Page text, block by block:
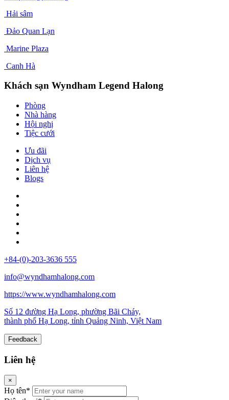
Hải sâm
Đảo Quan Lạn
Marine Plaza
Canh Hà
Khách sạn Wyndham Legend Halong
Phòng
Nhà hàng
Hội nghị
Tiệc cưới
Ưu đãi
Dịch vụ
Liên hệ
Blogs
+84-(0)-203-3636 555
info@wyndhamhalong.com
https://www.wyndhamhalong.com
Số 12 đường Hạ Long, phường Bãi Cháy,
thành phố Hạ Long, tỉnh Quảng Ninh, Việt Nam
Feedback
Liên hệ
×
Họ tên*